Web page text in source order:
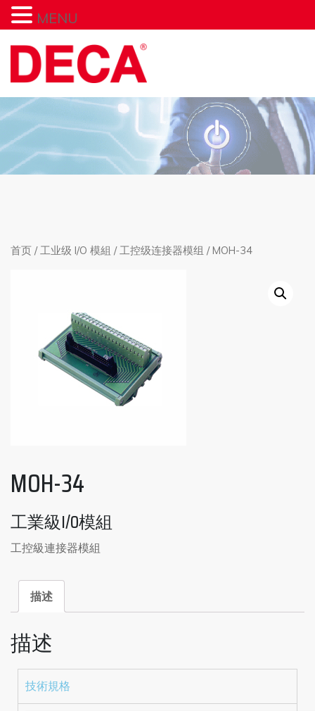
首页 /工业级 I/O 模組 /工控级连接器模组 / MOH-34
MOH-34
工業級I/O模組
工控級連接器模組
描述
描述
技術規格
MENU